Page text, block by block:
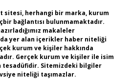
sitesi, herhangi bir marka, kurum
bağlantısı bulunmamaktadır.
makaleler
yer alan içerikler haber niteliği
kurum ve kişiler hakkında
Gerçek kurum ve kişiler ile isim
Sitemizdeki bilgiler
niteliği taşımazlar.